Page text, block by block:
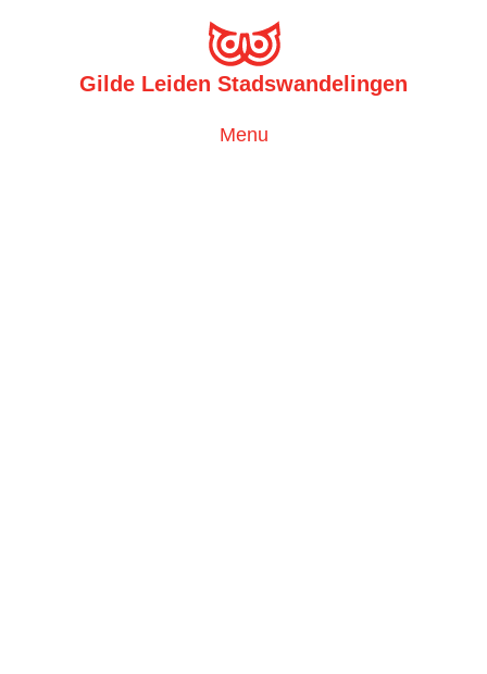
Gilde Leiden Stadswandelingen
Toggle
Menu